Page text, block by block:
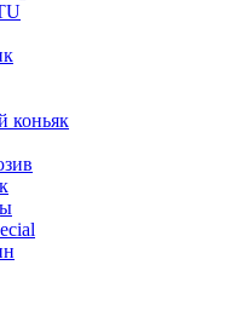
коньяк